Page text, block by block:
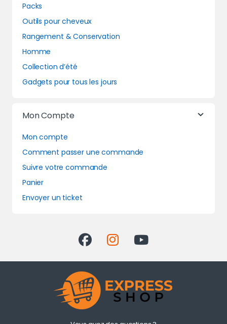
Packs
Outils pour cheveux
Rangement & Conservation
Homme
Collection d’été
Gadgets pour tous les jours
Mon Compte
Mon compte
Comment passer une commande
Suivre votre commande
Panier
Envoyer un ticket